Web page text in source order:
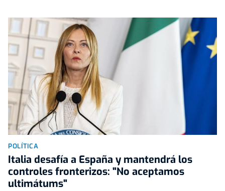
POLÍTICA
Italia desafía a España y mantendrá los
controles fronterizos: "No aceptamos
ultimátums"